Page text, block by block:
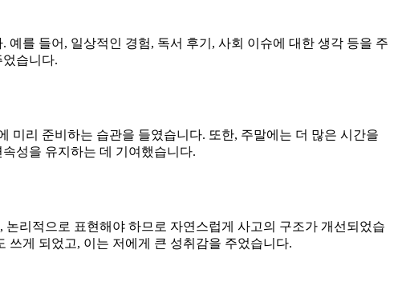
를 들어, 일상적인 경험, 독서 후기, 사회 이슈에 대한 생각 등을 주
습니다.
미리 준비하는 습관을 들였습니다. 또한, 주말에는 더 많은 시간을
성을 유지하는 데 기여했습니다.
리적으로 표현해야 하므로 자연스럽게 사고의 구조가 개선되었습
쓰게 되었고, 이는 저에게 큰 성취감을 주었습니다.